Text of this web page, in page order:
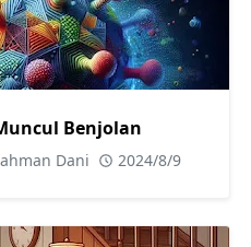
Benjolan
Dani 2024/8/9